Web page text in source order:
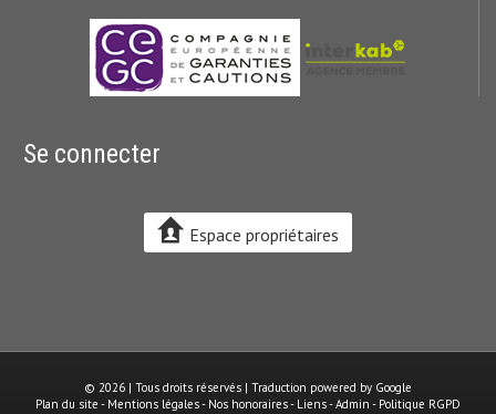
Se connecter
Espace propriétaires
© 2026 | Tous droits réservés | Traduction powered by Google
Plan du site - Mentions légales- Nos honoraires- Liens-Admin - Politique RGPD